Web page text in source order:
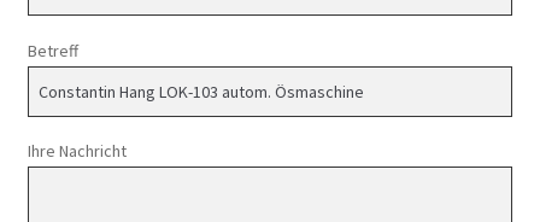
Betreff
Ihre Nachricht